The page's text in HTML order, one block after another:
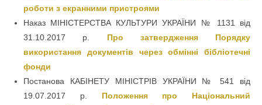
роботи з екранними пристроями
Наказ МІНІСТЕРСТВА КУЛЬТУРИ УКРАЇНИ № 1131 від
31.10.2017 р. Про затвердження Порядку
використання документів через обмінні бібліотечні
фонди
Постанова КАБІНЕТУ МІНІСТРІВ УКРАЇНИ № 541 від
19.07.2017 р. Положення про Національний